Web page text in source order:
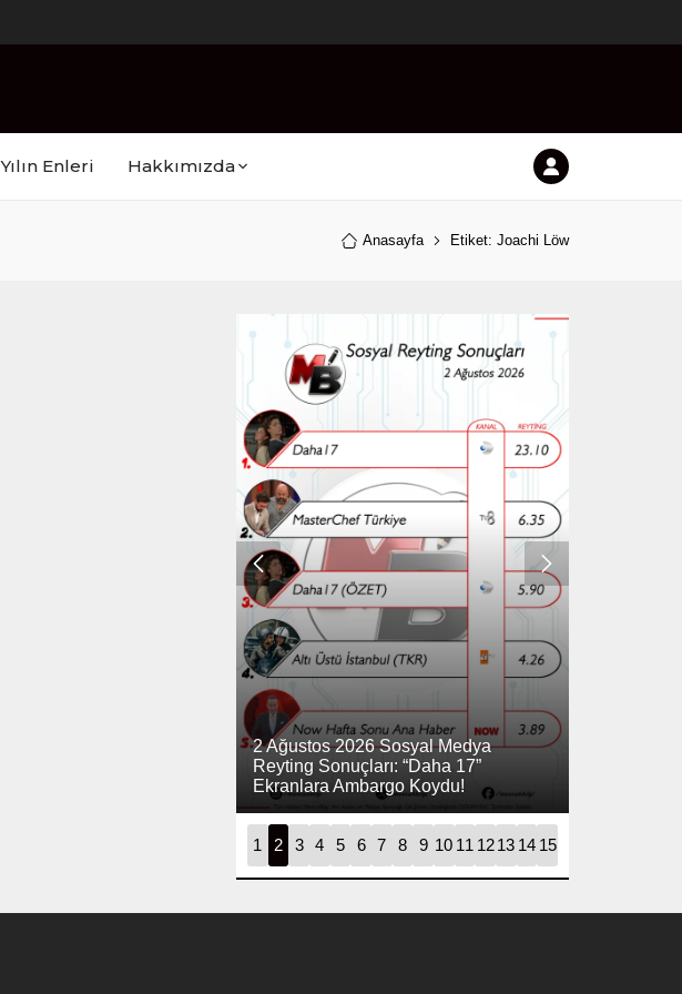
Yılın Enleri Hakkımızda
Anasayfa Etiket: Joachi Löw
2 Ağustos 2026 Sosyal Medya
Reyting Sonuçları: “Daha 17”
Ekranlara Ambargo Koydu!
1 2 3 4 5 6 7 8 9 10 11 1213 14 15